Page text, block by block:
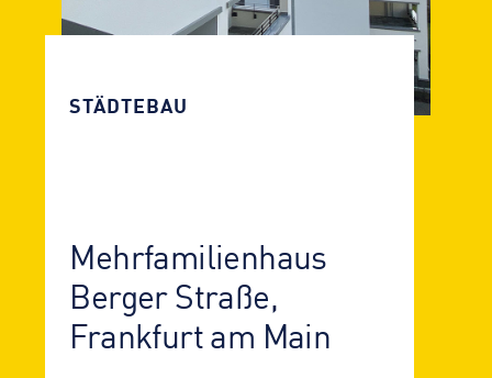
STÄDTEBAU
Mehrfamilien­haus
Berger Straße,
Frankfurt am Main